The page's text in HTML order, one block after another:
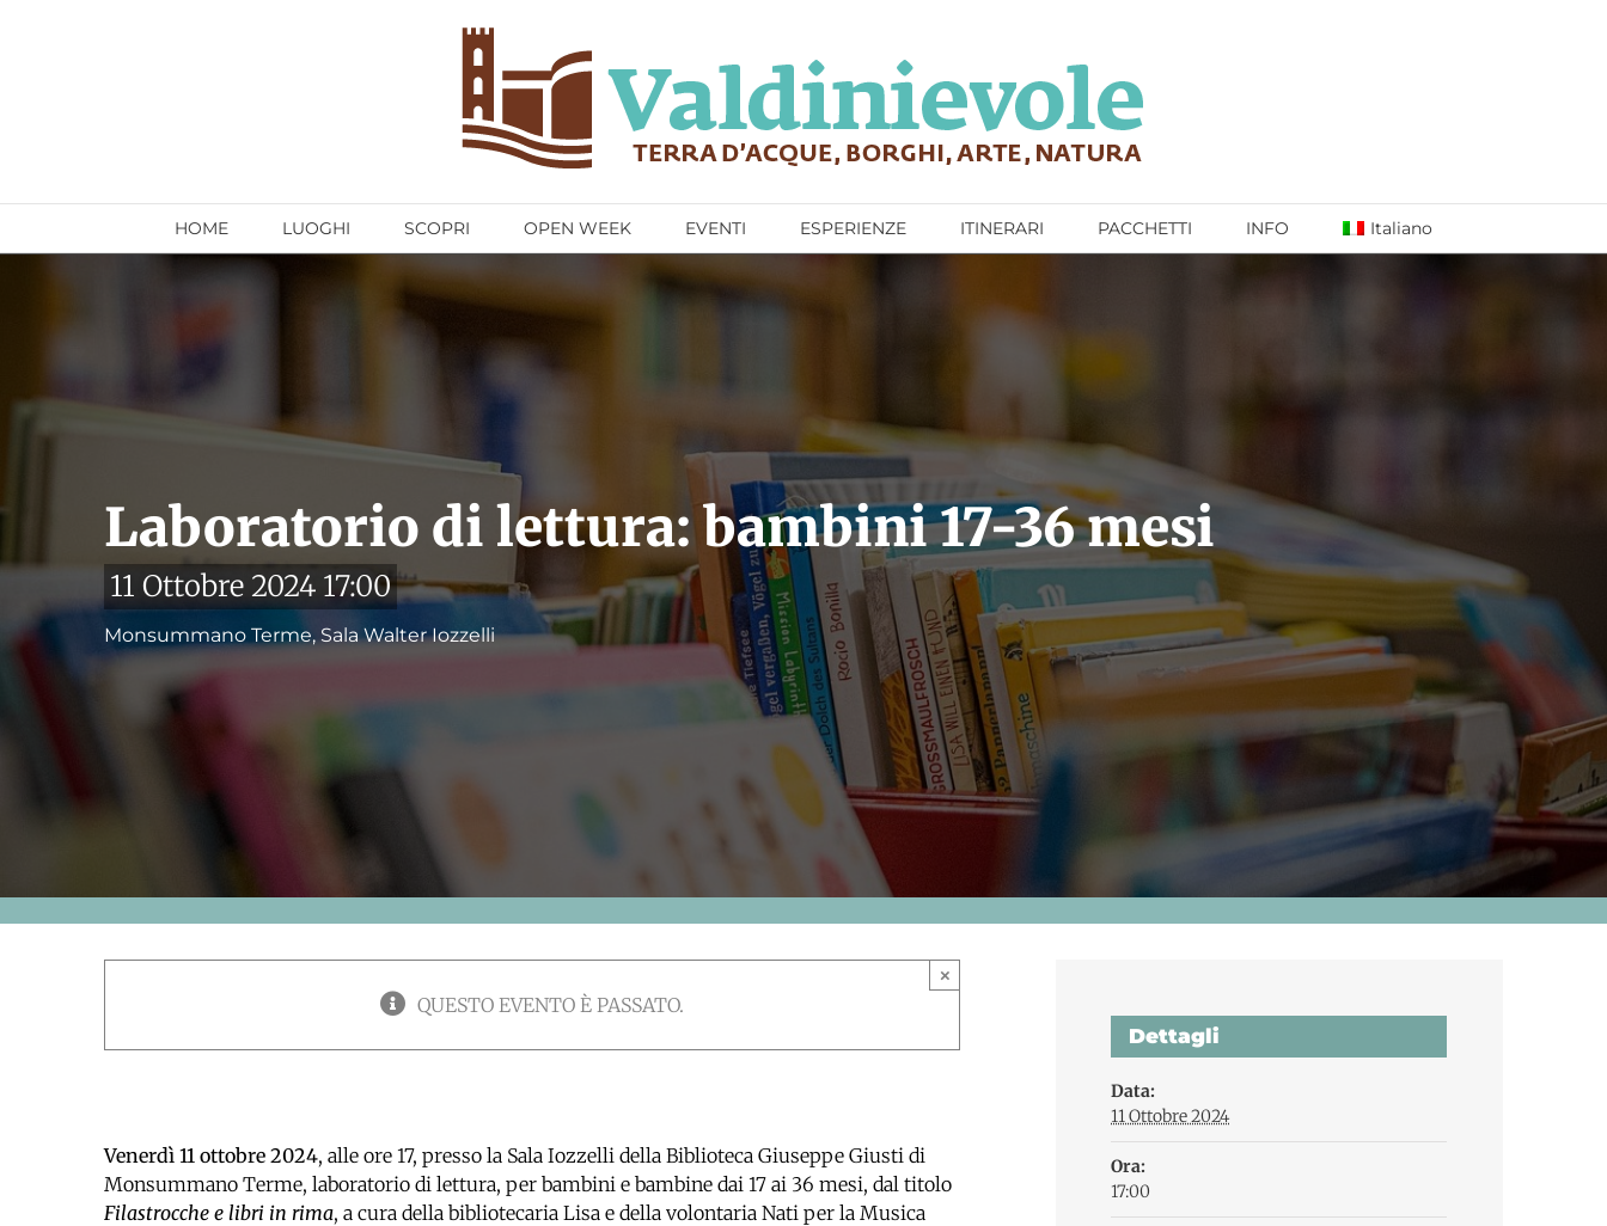
HOME LUOGHI SCOPRI OPEN WEEK EVENTI ESPERIENZE ITINERARI PACCHETTI INFO Italiano
Laboratorio di lettura: bambini 17-36 mesi
11 Ottobre 2024 17:00
Monsummano Terme, Sala Walter Iozzelli
QUESTO EVENTO È PASSATO.
×
Venerdì 11 ottobre 2024, alle ore 17, presso la Sala Iozzelli della Biblioteca Giuseppe Giusti di
Monsummano Terme, laboratorio di lettura, per bambini e bambine dai 17 ai 36 mesi, dal titolo
Filastrocche e libri in rima, a cura della bibliotecaria Lisa e della volontaria Nati per la Musica
Dettagli
Data:
11 Ottobre 2024
Ora:
17:00